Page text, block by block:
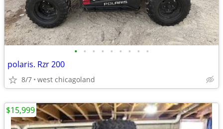
• • • • • • • • •
polaris. Rzr 200
8/7 west chicagoland
$15,999